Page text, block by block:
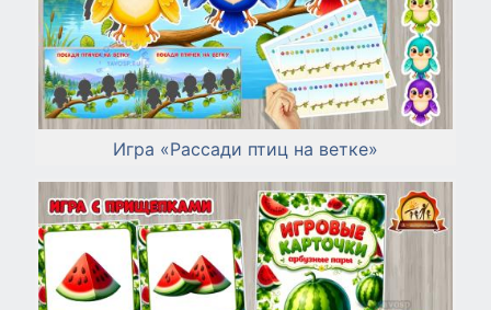
Игра «Рассади птиц на ветке»